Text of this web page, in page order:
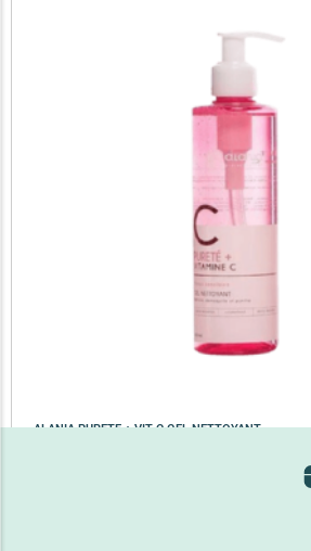
ALANIA PURETE + VIT C GEL NETTOYANT